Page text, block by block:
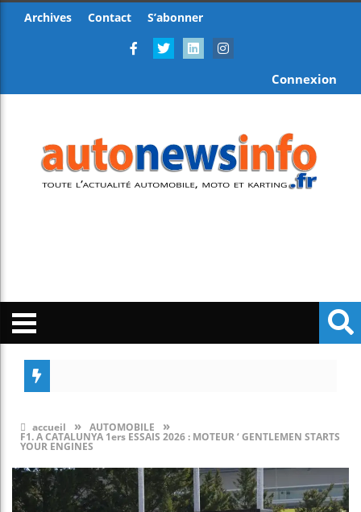
Archives Contact S’abonner
Connexion
accueil » AUTOMOBILE »
F1. A CATALUNYA 1ers ESSAIS 2026 : MOTEUR ‘ GENTLEMEN STARTS
YOUR ENGINES